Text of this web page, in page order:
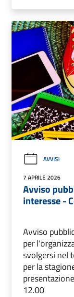
AVVISI
7 APRILE 2026
Avviso
interesse -
Avviso
per
svolgersi nel
per la
12.00